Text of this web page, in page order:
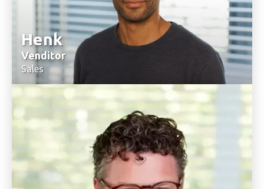
Henk
Venditor
Sales
033-2340550